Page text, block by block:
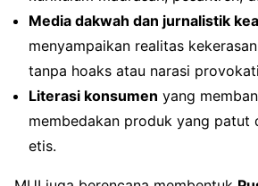
Media dakwah dan jurnalistik
menyampaikan realitas
tanpa hoaks atau narasi
Literasi konsumen yang
membedakan produk yang patut
etis.